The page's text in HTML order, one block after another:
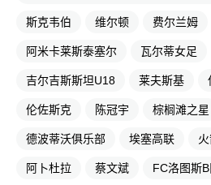
斯克韦伯 维尔顿 费尔兰姆
阿米卡莱斯泰塞尔 瓦尔蒂女足
吉尔吉斯斯坦U18 莱夫斯基
伦佐斯克 陈冠宇 棕榈滩之星
德波蒂沃俱乐部 埃塞高联
阿卜杜拉 蔡文斌 FC洛图斯B